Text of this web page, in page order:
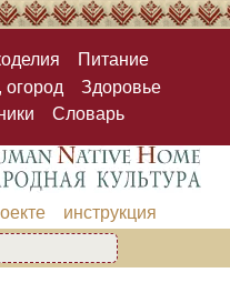
Питание
Здоровье
Словарь
инструкция